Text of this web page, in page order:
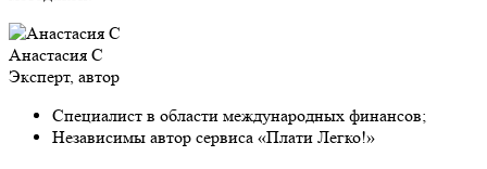
Анастасия С
Эксперт, автор
Специалист в области международных финансов;
Независимы автор сервиса «Плати Легко!»